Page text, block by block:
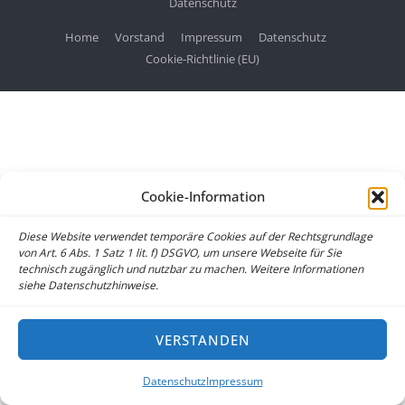
Cookie-Information
Diese Website verwendet temporäre Cookies auf der Rechtsgrundlage
von Art. 6 Abs. 1 Satz 1 lit. f) DSGVO, um unsere Webseite für Sie
technisch zugänglich und nutzbar zu machen. Weitere Informationen
siehe Datenschutzhinweise.
VERSTANDEN
DatenschutzImpressum
Home Vorstand Impressum
Datenschutz
Cookie-Richtlinie (EU)